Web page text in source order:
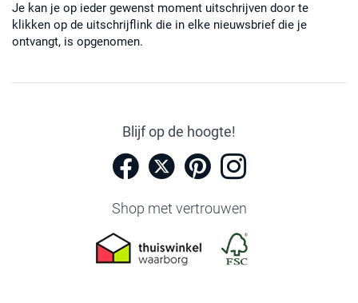
Je kan je op ieder gewenst moment uitschrijven door te
klikken op de uitschrijflink die in elke nieuwsbrief die je
ontvangt, is opgenomen.
Blijf op de hoogte!
Shop met vertrouwen